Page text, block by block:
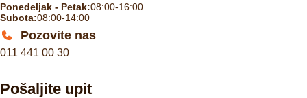
Ponedeljak - Petak:08:00-16:00
Subota:08:00-14:00
Pozovite nas
011 441 00 30
Pošaljite upit